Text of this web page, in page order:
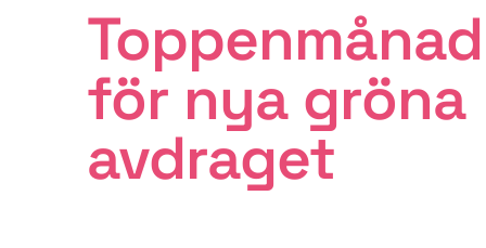
Toppenmånad
för nya gröna
avdraget